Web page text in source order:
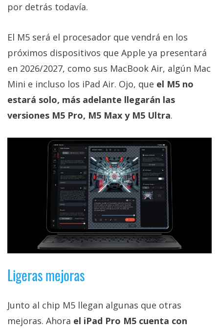
por detrás todavía.
El M5 será el procesador que vendrá en los
próximos dispositivos que Apple ya presentará
en 2026/2027, como sus MacBook Air, algún Mac
Mini e incluso los iPad Air. Ojo, que el M5 no
estará solo, más adelante llegarán las
versiones M5 Pro, M5 Max y M5 Ultra.
Ligeras mejoras
Junto al chip M5 llegan algunas que otras
mejoras. Ahora el iPad Pro M5 cuenta con